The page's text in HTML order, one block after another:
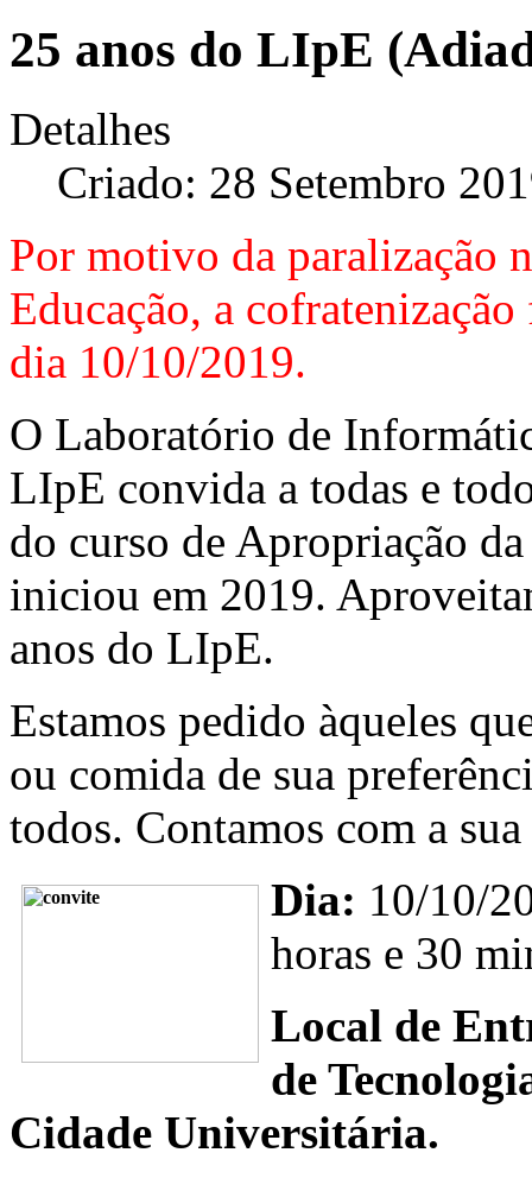
25 anos do LIpE
Detalhes
Criado: 28 Setembro
Por motivo da paralização
Educação, a
dia 10/10/2019.
O Laboratório de
LIpE convida a todas e
do curso de Apropriação
iniciou em 2019.
anos do LIpE.
Estamos pedido àqueles
ou comida de sua
todos. Contamos com a
Dia: 10/10/
horas e 30
Local de
de
Cidade Universitária.